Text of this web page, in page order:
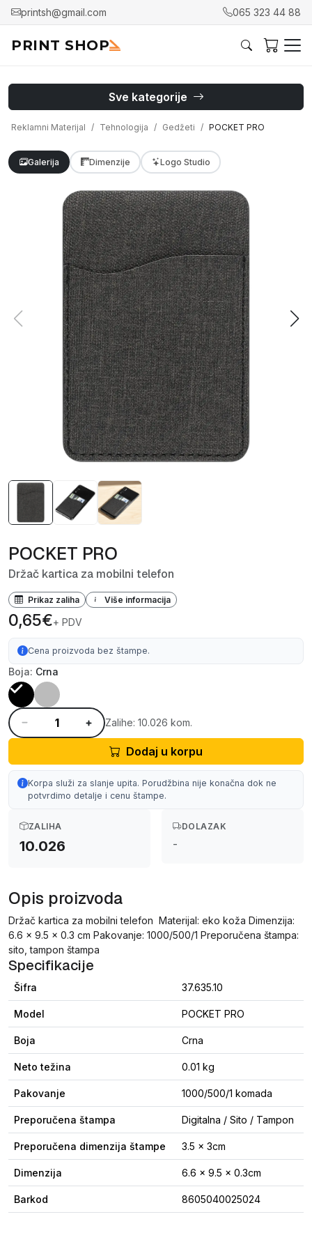
printsh@gmail.com 065 323 44 88
PRINT SHOP
Sve kategorije
Reklamni Materijal Tehnologija Gedžeti POCKET PRO
Galerija Dimenzije Logo Studio
POCKET PRO
Držač kartica za mobilni telefon
Prikaz zaliha Više informacija
0,65€+ PDV
Cena proizvoda bez štampe.
Boja: Crna
Zalihe: 10.026 kom.
Dodaj u korpu
Korpa služi za slanje upita. Porudžbina nije konačna dok ne
potvrdimo detalje i cenu štampe.
ZALIHA
10.026
DOLAZAK
-
Opis proizvoda
Držač kartica za mobilni telefon Materijal: eko koža Dimenzija:
6.6 x 9.5 x 0.3 cm Pakovanje: 1000/500/1 Preporučena štampa:
sito, tampon štampa
Specifikacije
Šifra 37.635.10
Model POCKET PRO
Boja Crna
Neto težina 0.01 kg
Pakovanje 1000/500/1 komada
Preporučena štampa Digitalna / Sito / Tampon
Preporučena dimenzija štampe 3.5 x 3cm
Dimenzija 6.6 x 9.5 x 0.3cm
Barkod 8605040025024